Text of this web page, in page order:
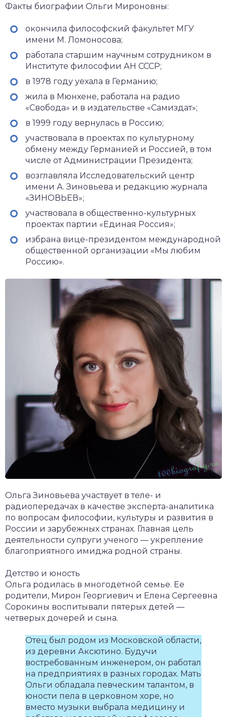
Факты биографии Ольги Мироновны:
окончила философский факультет МГУ
имени М. Ломоносова;
работала старшим научным сотрудником в
Институте философии АН СССР;
в 1978 году уехала в Германию;
жила в Мюнхене, работала на радио
«Свобода» и в издательстве «Самиздат»;
в 1999 году вернулась в Россию;
участвовала в проектах по культурному
обмену между Германией и Россией, в том
числе от Администрации Президента;
возглавляла Исследовательский центр
имени А. Зиновьева и редакцию журнала
«ЗИНОВЬЕВ»;
участвовала в общественно-культурных
проектах партии «Единая Россия»;
избрана вице-президентом международной
общественной организации «Мы любим
Россию».
Ольга Зиновьева участвует в теле- и
радиопередачах в качестве эксперта-аналитика
по вопросам философии, культуры и развития в
России и зарубежных странах. Главная цель
деятельности супруги ученого — укрепление
благоприятного имиджа родной страны.
Детство и юность
Ольга родилась в многодетной семье. Ее
родители, Мирон Георгиевич и Елена Сергеевна
Сорокины воспитывали пятерых детей —
четверых дочерей и сына.
Отец был родом из Московской области,
из деревни Аксютино. Будучи
востребованным инженером, он работал
на предприятиях в разных городах. Мать
Ольги обладала певческим талантом, в
юности пела в церковном хоре, но
вместо музыки выбрала медицину и